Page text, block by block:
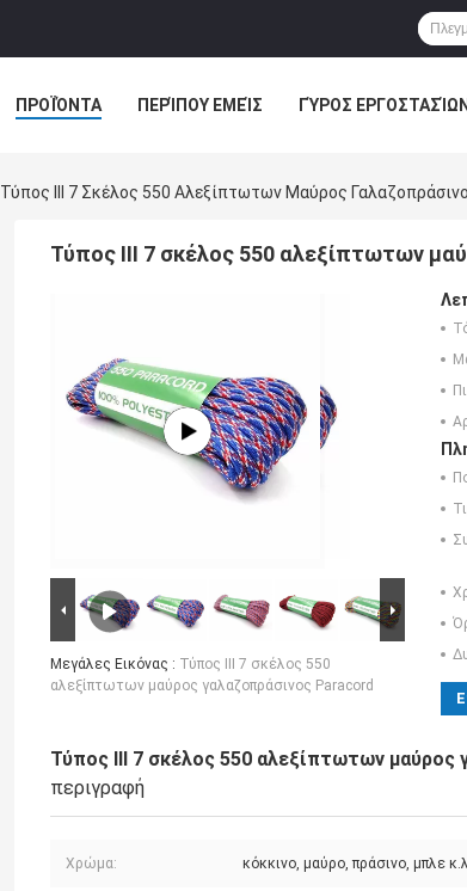
ΠΡΟΪΌΝΤΑ ΠΕΡΊΠΟΥ ΕΜΕΊΣ ΓΎΡΟΣ ΕΡΓΟΣΤΑΣΊΩΝ
Τύπος ΙΙΙ 7 Σκέλος 550 Αλεξίπτωτων Μαύρος
Τύπος ΙΙΙ 7 σκέλος 550 αλεξίπτωτων
Μεγάλες Εικόνας : Τύπος ΙΙΙ 7 σκέλος 550
αλεξίπτωτων μαύρος γαλαζοπράσινος Paracord
Τύπος ΙΙΙ 7 σκέλος 550 αλεξίπτωτων
περιγραφή
Χρώμα: κόκκινο, μαύρο, πράσινο, μπλε